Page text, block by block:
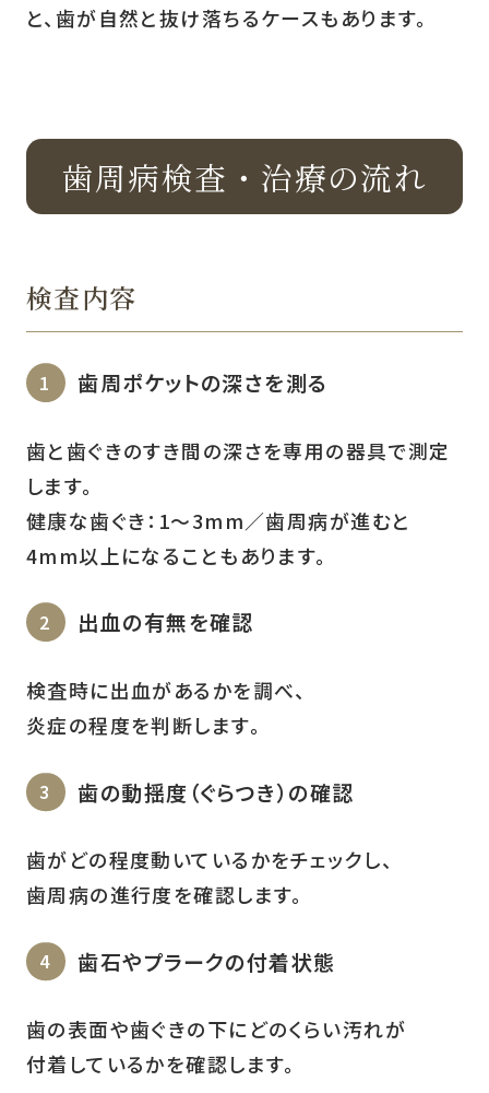
と、歯が自然と抜け落ちるケースもあります。
歯周病検査・治療の流れ
検査内容
歯周ポケットの深さを測る
歯と歯ぐきのすき間の深さを専用の器具で測定
します。
健康な歯ぐき：1〜3mm／歯周病が進むと
4mm以上になることもあります。
出血の有無を確認
検査時に出血があるかを調べ、
炎症の程度を判断します。
歯の動揺度（ぐらつき）の確認
歯がどの程度動いているかをチェックし、
歯周病の進行度を確認します。
歯石やプラークの付着状態
歯の表面や歯ぐきの下にどのくらい汚れが
付着しているかを確認します。